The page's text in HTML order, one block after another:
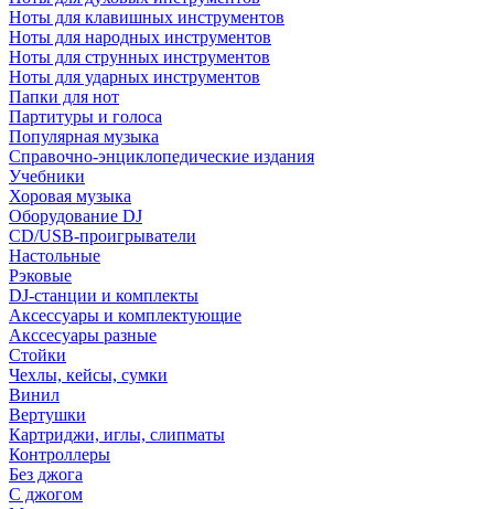
Ноты для клавишных инструментов
Ноты для народных инструментов
Ноты для струнных инструментов
Ноты для ударных инструментов
Папки для нот
Партитуры и голоса
Популярная музыка
Справочно-энциклопедические издания
Учебники
Хоровая музыка
Оборудование DJ
CD/USB-проигрыватели
Настольные
Рэковые
DJ-станции и комплекты
Аксессуары и комплектующие
Акссесуары разные
Стойки
Чехлы, кейсы, сумки
Винил
Вертушки
Картриджи, иглы, слипматы
Контроллеры
Без джога
С джогом